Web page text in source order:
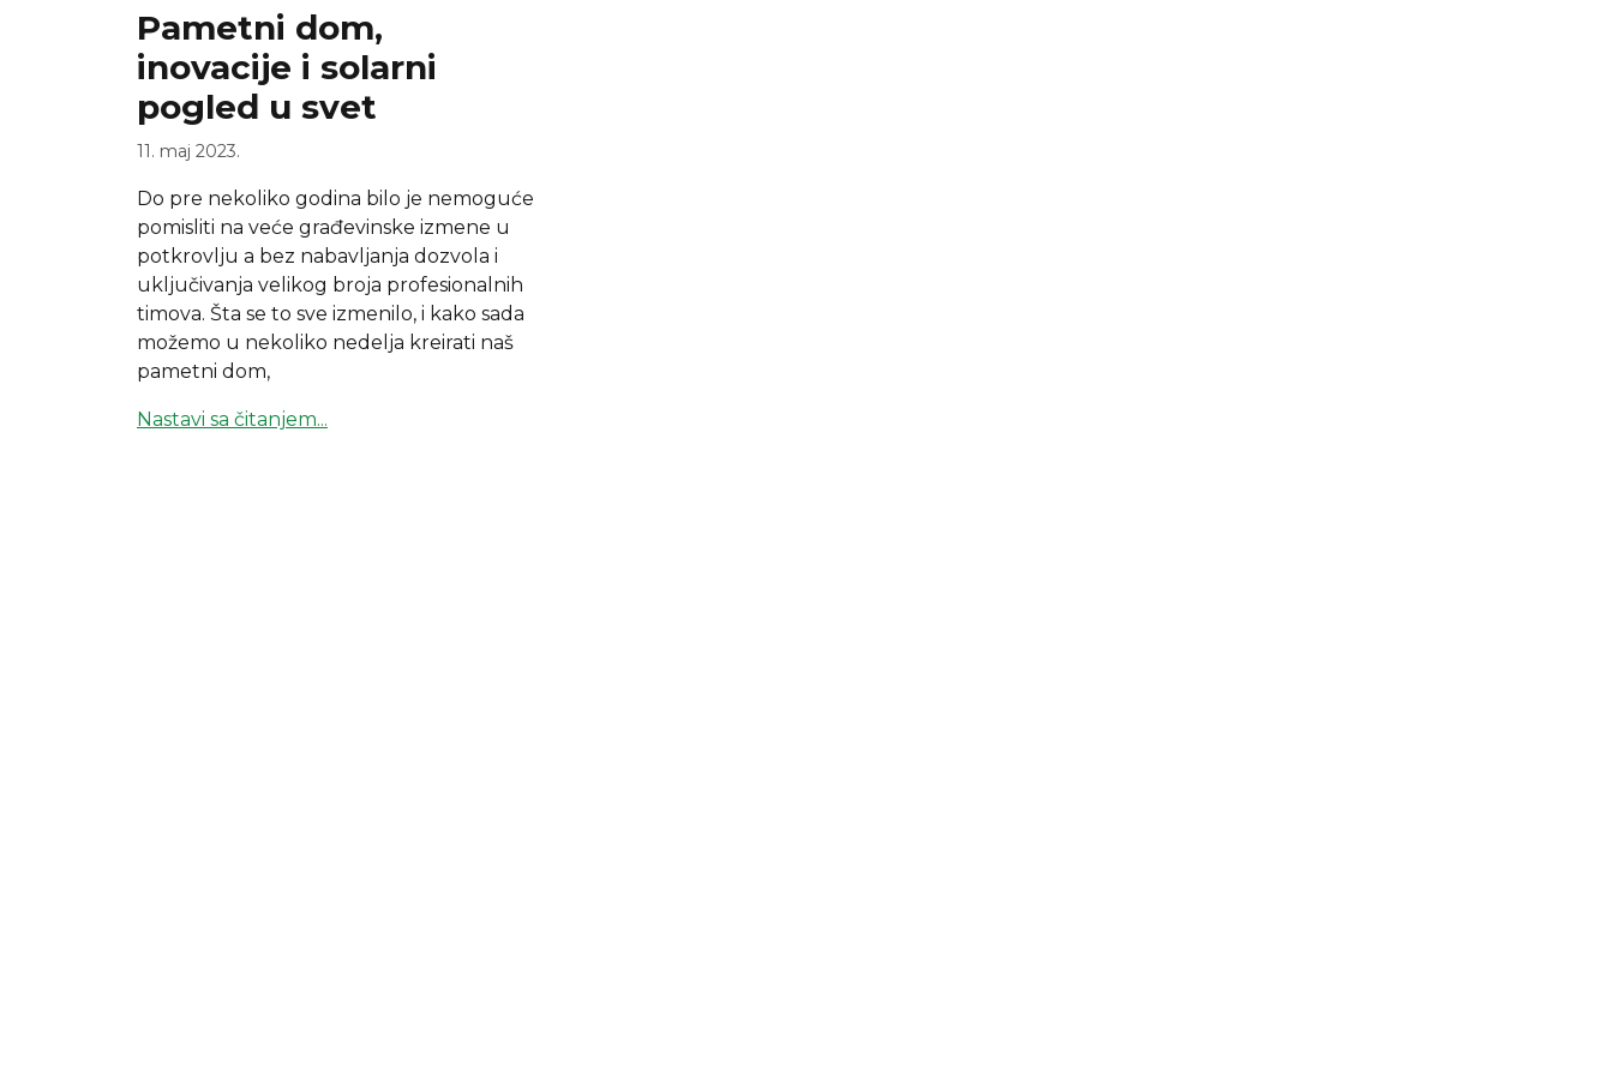
Pametni dom,
inovacije i solarni
pogled u svet
11. maj 2023.
Do pre nekoliko godina bilo je nemoguće
pomisliti na veće građevinske izmene u
potkrovlju a bez nabavljanja dozvola i
uključivanja velikog broja profesionalnih
timova. Šta se to sve izmenilo, i kako sada
možemo u nekoliko nedelja kreirati naš
pametni dom,
Nastavi sa čitanjem...